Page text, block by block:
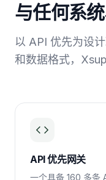
与任何系
以 API 优先为设
和数据格式，
API 优先网关
一个具备 160 多条